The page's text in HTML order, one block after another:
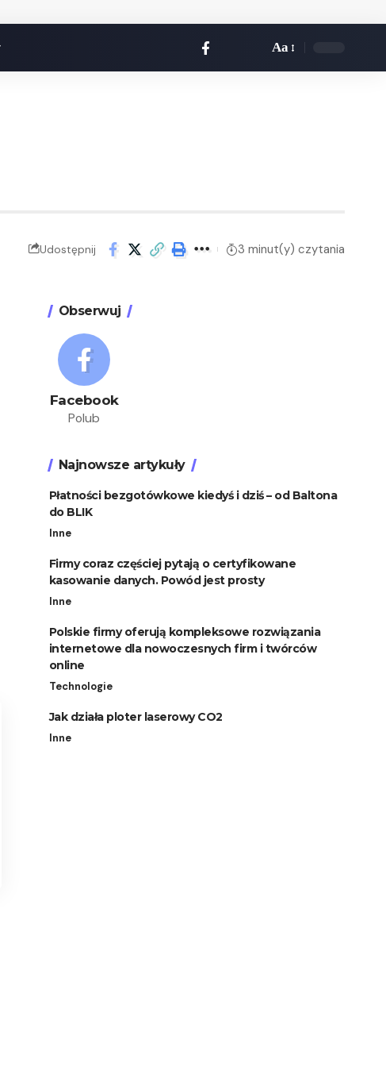
Aa
Udostępnij 3 minut(y) czytania
Obserwuj
Facebook
Polub
Najnowsze artykuły
Płatności bezgotówkowe kiedyś i dziś – od Baltona
do BLIK
Inne
Firmy coraz częściej pytają o certyfikowane
kasowanie danych. Powód jest prosty
Inne
Polskie firmy oferują kompleksowe rozwiązania
internetowe dla nowoczesnych firm i twórców
online
Technologie
Jak działa ploter laserowy CO2
Inne